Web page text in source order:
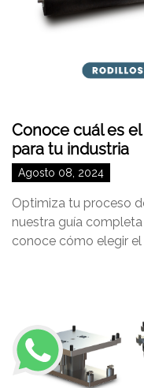
Conoce cuál es
para tu industria
Agosto 08, 2024
Optimiza tu proceso
nuestra guía
conoce cómo elegir el